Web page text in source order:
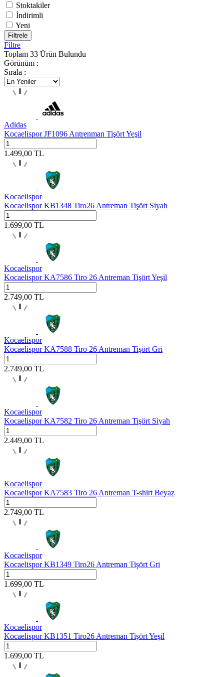
Stoktakiler
İndirimli
Yeni
Filtrele
Filtre
Toplam 33 Ürün Bulundu
Görünüm :
Sırala :
Adidas
Kocaelispor JF1096 Antrenman Tişört Yeşil
1.499,00 TL
Kocaelispor
Kocaelispor KB1348 Tiro26 Antreman Tişört Siyah
1.699,00 TL
Kocaelispor
Kocaelispor KA7586 Tiro 26 Antreman Tişört Yeşil
2.749,00 TL
Kocaelispor
Kocaelispor KA7588 Tiro 26 Antreman Tişört Gri
2.749,00 TL
Kocaelispor
Kocaelispor KA7582 Tiro 26 Antreman Tişört Siyah
2.449,00 TL
Kocaelispor
Kocaelispor KA7583 Tiro 26 Antreman T-shirt Beyaz
2.749,00 TL
Kocaelispor
Kocaelispor KB1349 Tiro26 Antreman Tişört Gri
1.699,00 TL
Kocaelispor
Kocaelispor KB1351 Tiro26 Antreman Tişört Yeşil
1.699,00 TL